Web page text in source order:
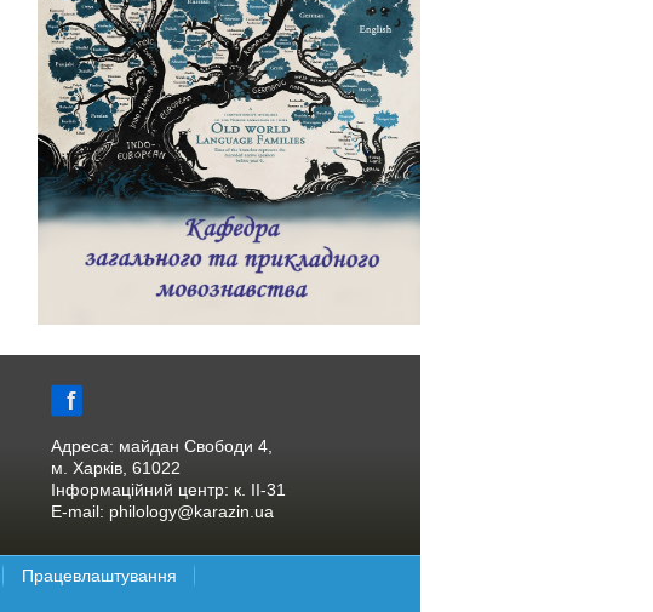
Адреса: майдан Свободи 4,
м. Харків, 61022
Інформаційний центр: к. ІІ-31
E-mail: philology@karazin.ua
Працевлаштування